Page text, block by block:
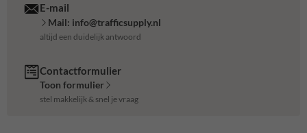
E-mail
Mail: info@trafficsupply.nl
altijd een duidelijk antwoord
Contactformulier
Toon formulier
stel makkelijk & snel je vraag